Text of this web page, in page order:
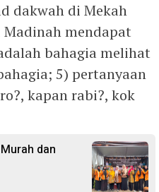
dakwah di Mekah
mendapat
bahagia melihat
5) pertanyaan
kapan rabi?, kok
dan